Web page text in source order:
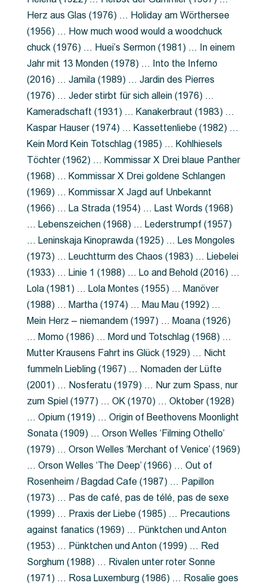
Herz aus Glas (1976) … Holiday am Wörthersee
(1956) … How much wood would a woodchuck
chuck (1976) … Huei’s Sermon (1981) … In einem
Jahr mit 13 Monden (1978) … Into the Inferno
(2016) … Jamila (1989) … Jardin des Pierres
(1976) … Jeder stirbt für sich allein (1976) …
Kameradschaft (1931) … Kanakerbraut (1983) …
Kaspar Hauser (1974) … Kassettenliebe (1982) …
Kein Mord Kein Totschlag (1985) … Kohlhiesels
Töchter (1962) … Kommissar X Drei blaue Panther
(1968) … Kommissar X Drei goldene Schlangen
(1969) … Kommissar X Jagd auf Unbekannt
(1966) … La Strada (1954) … Last Words (1968)
… Lebenszeichen (1968) … Lederstrumpf (1957)
… Leninskaja Kinoprawda (1925) … Les Mongoles
(1973) … Leuchtturm des Chaos (1983) … Liebelei
(1933) … Linie 1 (1988) … Lo and Behold (2016) …
Lola (1981) … Lola Montes (1955) … Manöver
(1988) … Martha (1974) … Mau Mau (1992) …
Mein Herz – niemandem (1997) … Moana (1926)
… Momo (1986) … Mord und Totschlag (1968) …
Mutter Krausens Fahrt ins Glück (1929) … Nicht
fummeln Liebling (1967) … Nomaden der Lüfte
(2001) … Nosferatu (1979) … Nur zum Spass, nur
zum Spiel (1977) … OK (1970) … Oktober (1928)
… Opium (1919) … Origin of Beethovens Moonlight
Sonata (1909) … Orson Welles ‘Filming Othello’
(1979) … Orson Welles ‘Merchant of Venice’ (1969)
… Orson Welles ‘The Deep’ (1966) … Out of
Rosenheim / Bagdad Cafe (1987) … Papillon
(1973) … Pas de café, pas de télé, pas de sexe
(1999) … Praxis der Liebe (1985) … Precautions
against fanatics (1969) … Pünktchen und Anton
(1953) … Pünktchen und Anton (1999) … Red
Sorghum (1988) … Rivalen unter roter Sonne
(1971) … Rosa Luxemburg (1986) … Rosalie goes